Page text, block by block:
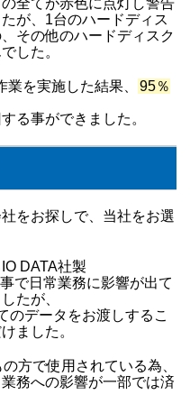
が、1台のハードディス
その他のハードディスク
した。
を実施した結果、
95％
る事ができました。
をお探しで、当社をお選
DATA社製
で日常業務に影響が出て
たが、
のデータをお渡しするこ
ました。
方で使用されている為、
務への影響が一部では済